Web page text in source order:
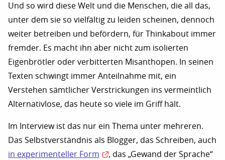
Und so wird diese Welt und die Menschen, die all das,
unter dem sie so vielfältig zu leiden scheinen, dennoch
weiter betreiben und befördern, für Thinkabout immer
fremder. Es macht ihn aber nicht zum isolierten
Eigenbrötler oder verbitterten Misanthopen. In seinen
Texten schwingt immer Anteilnahme mit, ein
Verstehen sämtlicher Verstrickungen ins vermeintlich
Alternativlose, das heute so viele im Griff hält.
Im Interview ist das nur ein Thema unter mehreren.
Das Selbstverständnis als Blogger, das Schreiben, auch
in experimenteller Form
, das „Gewand der Sprache“